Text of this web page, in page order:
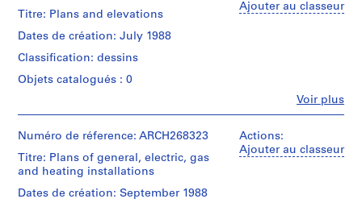
a
r
i
d
a
i
n
(
Étape
objectif:
d'exécution
Collation:
black
ink
on
paper
&
Herreros
creator)
Type
d’objet:
File
Étape
Ajouter au classeur
Voir plus
Titre: Plans and elevations
Dates de création: July 1988
Classification: dessins
Objets catalogués : 0
institutions:
&
Herreros
(archive
Actions:
Ajouter au classeur
Numéro de réference: ARCH268323
Titre: Plans of general, electric, gas
and heating installations
Dates de création: September 1988